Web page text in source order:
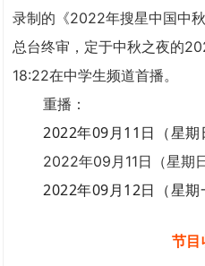
录制的《2022年搜星中国中
总台终审，定于中秋之夜的
18:22在中学生频道首播。
重播：
2022年09月11日（星期
2022年09月11日（星期日
2022年09月12日（星期
节